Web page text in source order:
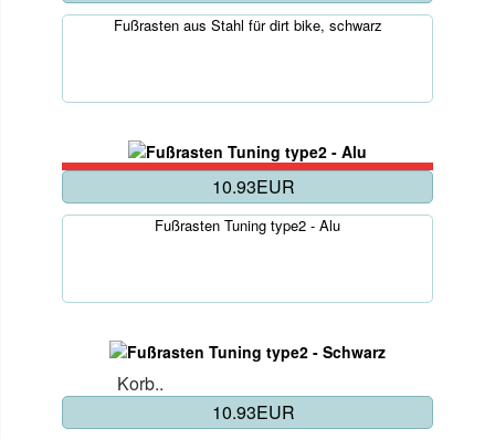
Fußrasten aus Stahl für dirt bike, schwarz
10.93EUR
Fußrasten Tuning type2 - Alu
Korb..
10.93EUR